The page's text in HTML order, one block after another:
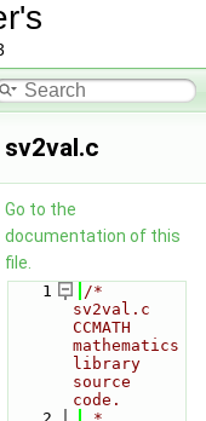
sv2val.c
Go to the
documentation of this
file.
    1
/*
sv2val.c
CCMATH
mathematics
library
source
code.